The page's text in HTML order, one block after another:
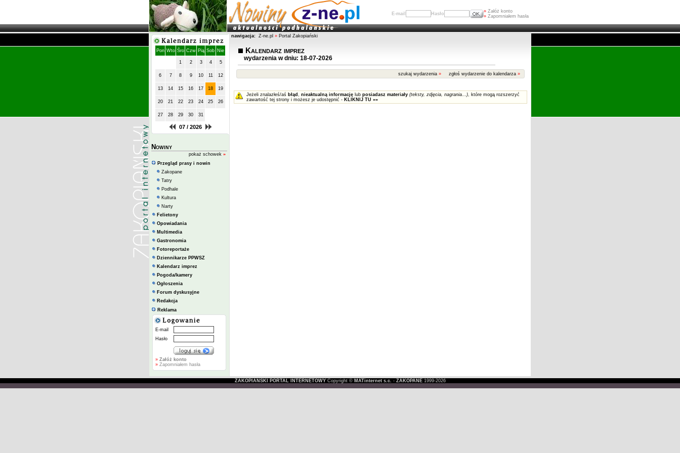
E-mail Hasło » Załóż konto
» Zapomniałem hasła
Pon Wto Śro Czw Pią Sob Nie
1 2 3 4 5
6 7 8 9 10 11 12
13 14 15 16 17 18 19
20 21 22 23 24 25 26
27 28 29 30 31
07 / 2026
Nowiny
pokaż schowek »
Przegląd prasy i nowin
Zakopane
Tatry
Podhale
Kultura
Narty
Felietony
Opowiadania
Multimedia
Gastronomia
Fotoreportaże
Dziennikarze PPWSZ
Kalendarz imprez
Pogoda/kamery
Ogłoszenia
Forum dyskusyjne
Redakcja
Reklama
E-mail
Hasło
» Załóż konto
» Zapomniałem hasła
nawigacja: Z-ne.pl » Portal Zakopiański
Kalendarz imprez
wydarzenia w dniu: 18-07-2026
szukaj wydarzenia » zgłoś wydarzenie do kalendarza »
Jeżeli znalazłeś/aś błąd , nieaktualną informacjęlub posiadasz materiały (teksty, zdjęcia, nagrania...), które mogą rozszerzyć
zawartość tej strony i możesz je udostępnić - KLIKNIJ TU »»
ZAKOPIAŃSKI PORTAL INTERNETOWYCopyright © MATinternet s.c. - ZAKOPANE1999-2026